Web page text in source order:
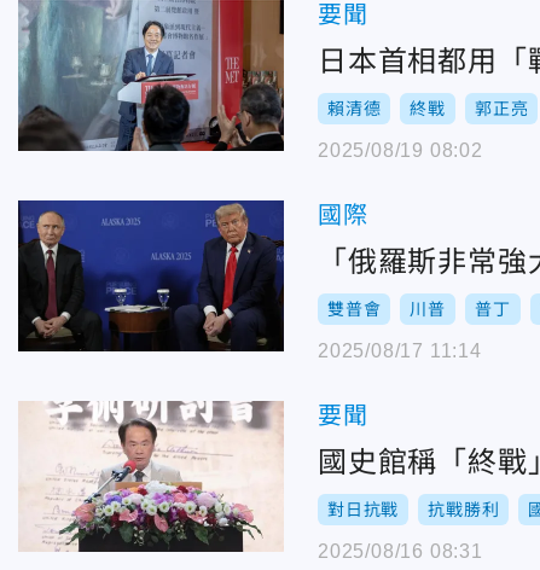
要聞
日本首相都用
賴清德 終戰 郭正亮
2025/08/19 08:02
國際
「俄羅斯非常
雙普會 川普 普丁
2025/08/17 11:14
要聞
國史館稱「終
對日抗戰 抗戰勝利
2025/08/16 08:31